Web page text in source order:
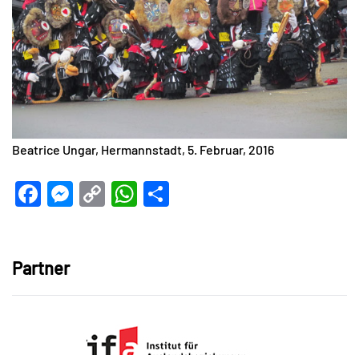
Beatrice Ungar, Hermannstadt, 5. Februar, 2016
Facebook
Messenger
CopyWhatsApp
Partner